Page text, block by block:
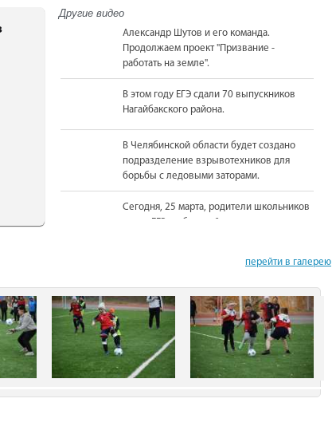
Другие видео
Александр Шутов и его команда.
Продолжаем проект "Призвание -
работать на земле".
В этом году ЕГЭ сдали 70 выпускников
Нагайбакского района.
В Челябинской области будет создано
подразделение взрывотехников для
борьбы с ледовыми заторами.
Сегодня, 25 марта, родители школьников
сдали ЕГЭ по базовой математике.
На должность Уполномоченного по
вновь назначена Юлия Сударенко
Юные читатели приняли участие в
чемпионате по чтению вслух.
В Нагайбакском районе установлен
перейти в галерею